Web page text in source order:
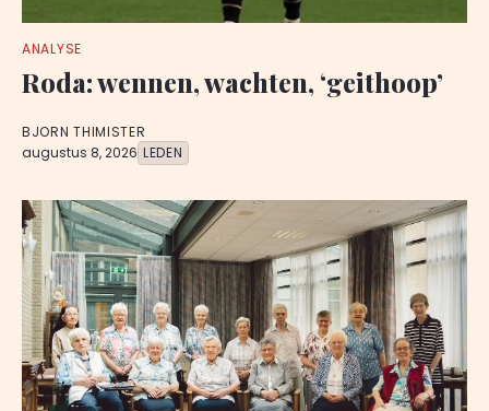
ANALYSE
Roda: wennen, wachten, ‘geithoop’
BJORN THIMISTER
augustus 8, 2026 LEDEN